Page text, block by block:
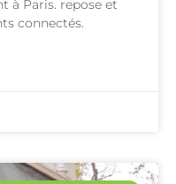
à Paris. repose et
connectés.